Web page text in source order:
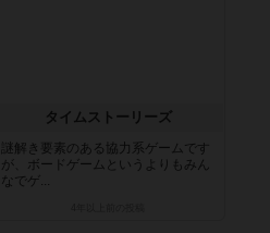
タイムストーリーズ
謎解き要素のある協力系ゲームです
が、ボードゲームというよりもみん
なでゲ...